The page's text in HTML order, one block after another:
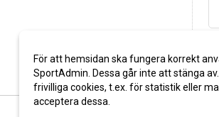
För att hemsidan ska fungera korrekt
SportAdmin. Dessa går inte att stänga
frivilliga cookies, t.ex. för statistik eller
acceptera dessa.